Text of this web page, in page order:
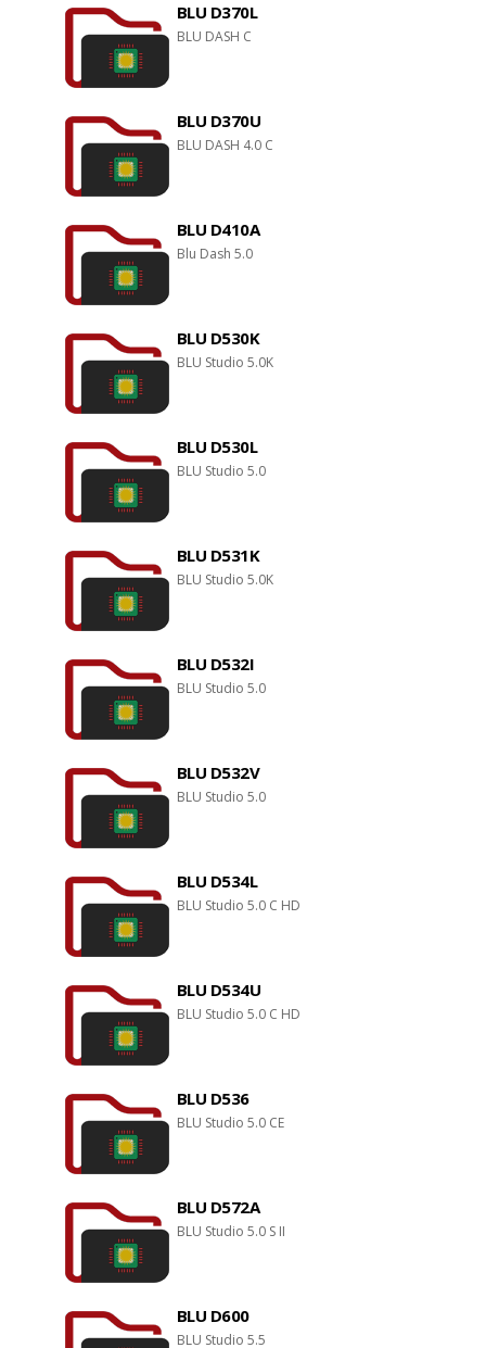
BLU D370L
BLU DASH C
BLU D370U
BLU DASH 4.0 C
BLU D410A
Blu Dash 5.0
BLU D530K
BLU Studio 5.0K
BLU D530L
BLU Studio 5.0
BLU D531K
BLU Studio 5.0K
BLU D532I
BLU Studio 5.0
BLU D532V
BLU Studio 5.0
BLU D534L
BLU Studio 5.0 C HD
BLU D534U
BLU Studio 5.0 C HD
BLU D536
BLU Studio 5.0 CE
BLU D572A
BLU Studio 5.0 S II
BLU D600
BLU Studio 5.5